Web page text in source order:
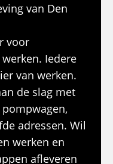
van Den
voor
Iedere
van werken.
de slag met
adressen. Wil
werken en
afleveren